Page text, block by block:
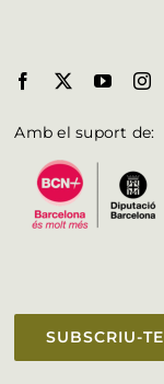
Amb el suport de:
SUBSCRIU-